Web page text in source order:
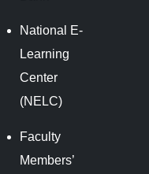
National E-
Learning
Center
(NELC)
Faculty
Members’